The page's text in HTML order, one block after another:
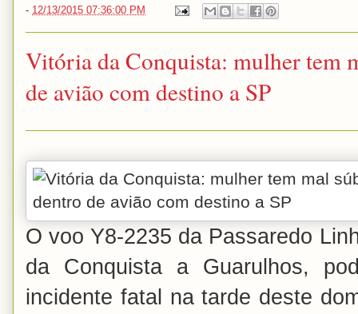
- 12/13/2015 07:36:00 PM
Vitória da Conquista: mulher tem
de avião com destino a SP
O voo Y8-2235 da Passaredo
da Conquista a Guarulhos,
incidente fatal na tarde deste